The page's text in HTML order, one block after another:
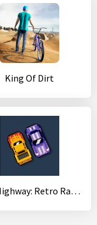
King Of Dirt
8Bit Highway: Retro Racing